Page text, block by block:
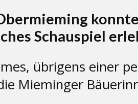
Schauspiel
übrigens einer
Mieminger